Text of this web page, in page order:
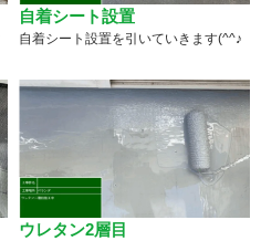
自着シート設置
自着シート設置を引いていきます(^^♪
ウレタン2層目